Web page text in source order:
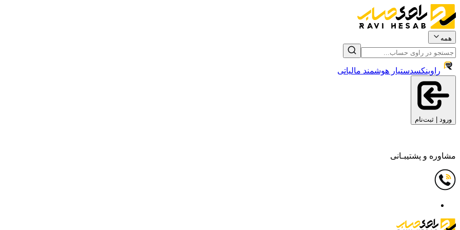
همه
راوینکسدستیار هوشمند مالیاتی
ورود | ثبت‌نام
مشاوره و پشتیبـانی